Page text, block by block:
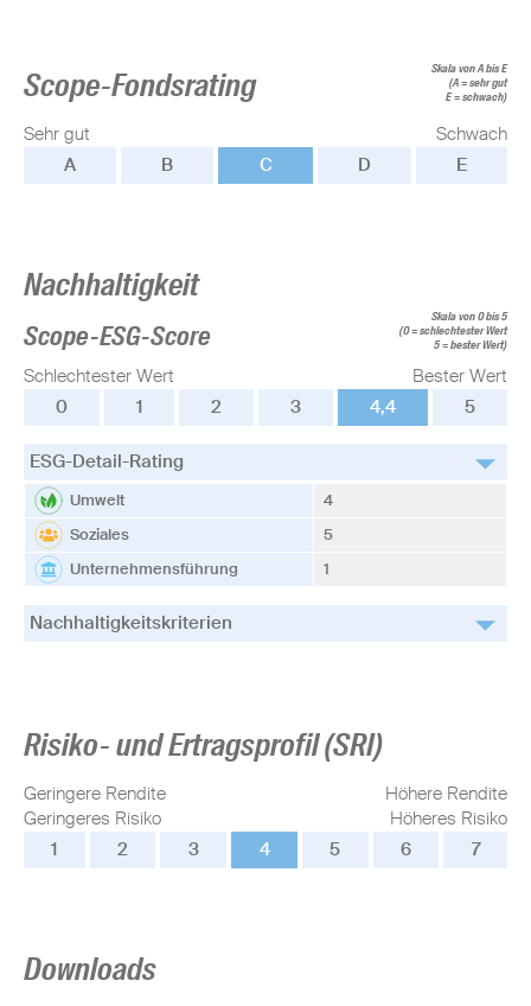
Scope-Fondsrating
Skala von A bis E
(A = sehr gut
E = schwach)
Sehr gut
Schwach
A
B C D E
Nachhaltigkeit
Scope-ESG-Score
Skala von 0 bis 5
(0 = schlechtester Wert
5 = bester Wert)
Schlechtester Wert
Bester Wert
0
1 2 3 4,4 5
ESG-Detail-Rating
Umwelt
4
Soziales
5
Unternehmensführung
1
Nachhaltigkeitskriterien
Risiko- und Ertragsprofil (SRI)
Geringere Rendite
Geringeres Risiko
Höhere Rendite
Höheres Risiko
1
2 3 4 5 6 7
Downloads